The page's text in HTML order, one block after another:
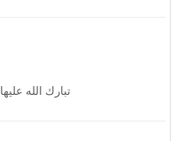
تبارك الله عليها